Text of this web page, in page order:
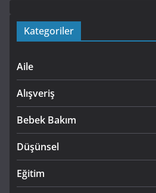
Kategoriler
Aile
Alışveriş
Bebek Bakım
Düşünsel
Eğitim